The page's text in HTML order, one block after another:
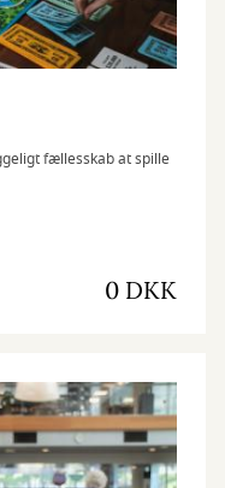
fællesskab at spille
0 DKK